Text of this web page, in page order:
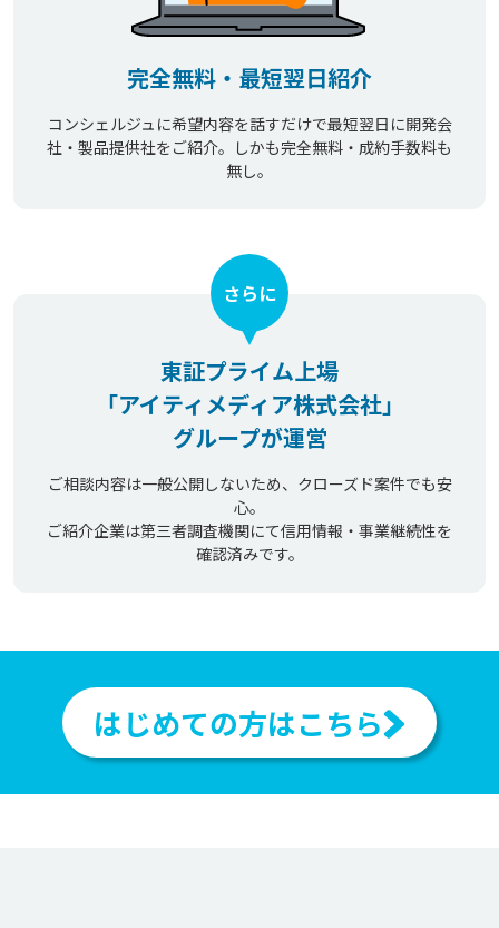
完全無料・最短翌日紹介
コンシェルジュに希望内容を話すだけで最短翌日に開発会
社・製品提供社をご紹介。しかも完全無料・成約手数料も
無し。
東証プライム上場
「アイティメディア株式会社」
グループが運営
さらに
ご相談内容は一般公開しないため、クローズド案件でも安
心。
ご紹介企業は第三者調査機関にて信用情報・事業継続性を
確認済みです。
はじめての方はこちら